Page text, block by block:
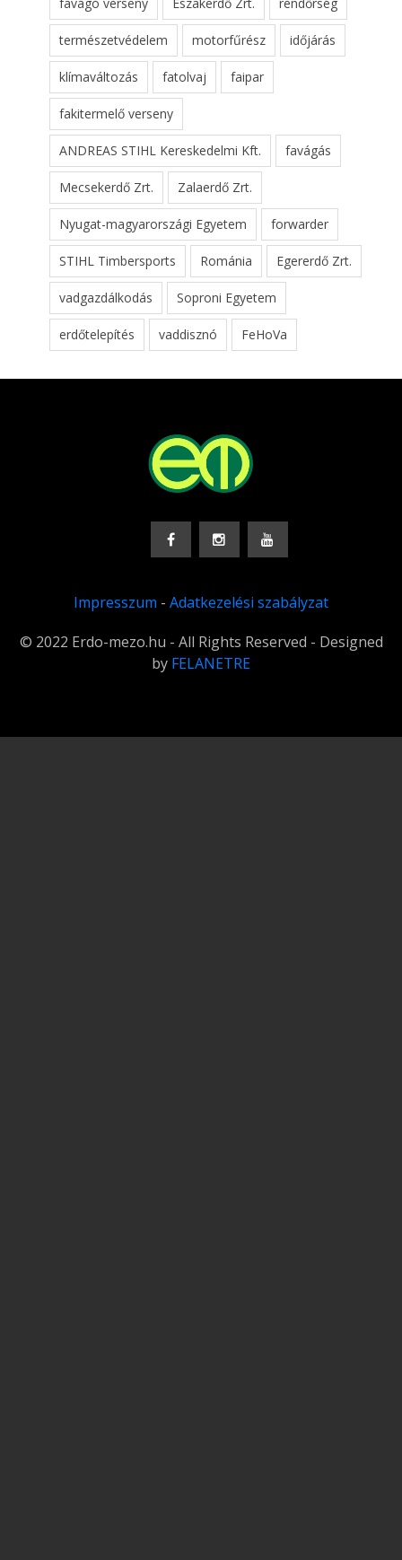
favágó verseny Északerdő Zrt. rendőrség
természetvédelem motorfűrész időjárás
klímaváltozás fatolvaj faipar
fakitermelő verseny
ANDREAS STIHL Kereskedelmi Kft. favágás
Mecsekerdő Zrt. Zalaerdő Zrt.
Nyugat-magyarországi Egyetem forwarder
STIHL Timbersports Románia Egererdő Zrt.
vadgazdálkodás Soproni Egyetem
erdőtelepítés vaddisznó FeHoVa
Impresszum - Adatkezelési szabályzat
© 2022 Erdo-mezo.hu - All Rights Reserved - Designed
by FELANETRE